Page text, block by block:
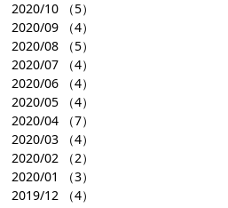
2020/10 （5）
2020/09 （4）
2020/08 （5）
2020/07 （4）
2020/06 （4）
2020/05 （4）
2020/04 （7）
2020/03 （4）
2020/02 （2）
2020/01
（3）
2019/12 （4）